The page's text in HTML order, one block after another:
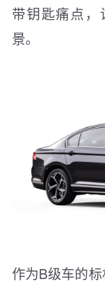
带钥匙痛点
景。
作为B级车的